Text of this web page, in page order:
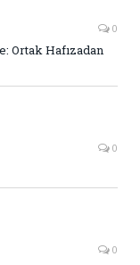
0
Ortak Hafızadan
0
0